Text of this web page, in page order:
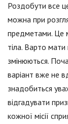
Роздобути все
можна при
предметами. Це
тіла. Варто мати
змінюються.
варіант вже не
знадобиться
відгадувати
кожної місії